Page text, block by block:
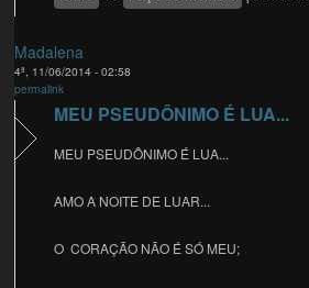
Madalena
4ª, 11/06/2014 - 02:58
permalink
MEU PSEUDÔNIMO É LUA...
MEU PSEUDÔNIMO É LUA...
AMO A NOITE DE LUAR...
O CORAÇÃO NÃO É SÓ MEU;